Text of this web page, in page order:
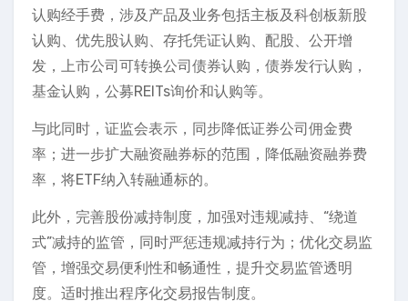
认购经手费，涉及产品及业务包括主板及科创板新股
认购、优先股认购、存托凭证认购、配股、公开增
发，上市公司可转换公司债券认购，债券发行认购，
基金认购，公募REITs询价和认购等。
与此同时，证监会表示，同步降低证券公司佣金费
率；进一步扩大融资融券标的范围，降低融资融券费
率，将ETF纳入转融通标的。
此外，完善股份减持制度，加强对违规减持、“绕道
式”减持的监管，同时严惩违规减持行为；优化交易监
管，增强交易便利性和畅通性，提升交易监管透明
度。适时推出程序化交易报告制度。